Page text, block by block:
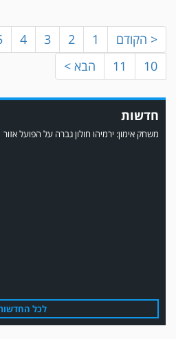
< הקודם 1
2
3
4
10
11 הבא >
חדשות
משחק אימון: ירמיהו חולון גברה על הפועל אזור 0-1 משער של אחמד מצרי.
משחק אימון: הפועל אזור והפועל מרמורק סיימו
לכל